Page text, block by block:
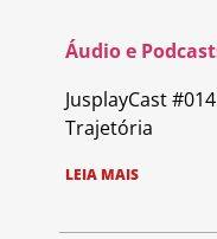
Áudio e
JusplayCast
Trajetória
LEIA MAIS